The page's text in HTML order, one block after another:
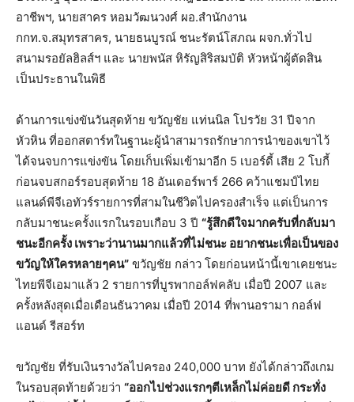
อาชีพฯ, นายสาคร หอมวัฒนวงศ์ ผอ.สำนักงาน
กกท.จ.สมุทรสาคร, นายธนบูรณ์ ชนะรัตน์โสภณ ผจก.ทั่วไป
สนามรอยัลฮิลส์ฯ และ นายพนัส หิรัญสิริสมบัติ หัวหน้าผู้ตัดสิน
เป็นประธานในพิธี
ด้านการแข่งขันวันสุดท้าย ขวัญชัย แท่นนิล โปรวัย 31 ปีจาก
หัวหิน ที่ออกสตาร์ทในฐานะผู้นำสามารถรักษาการนำของเขาไว้
ได้จนจบการแข่งขัน โดยเก็บเพิ่มเข้ามาอีก 5 เบอร์ดี้ เสีย 2 โบกี้
ก่อนจบสกอร์รอบสุดท้าย 18 อันเดอร์พาร์ 266 คว้าแชมป์ไทย
แลนด์พีจีเอทัวร์รายการที่สามในชีวิตไปครองสำเร็จ แต่เป็นการ
กลับมาชนะครั้งแรกในรอบเกือบ 3 ปี “รู้สึกดีใจมากครับที่กลับมา
ชนะอีกครั้ง เพราะว่านานมากแล้วที่ไม่ชนะ อยากชนะเพื่อเป็นของ
ขวัญให้ใครหลายๆคน” ขวัญชัย กล่าว โดยก่อนหน้านี้เขาเคยชนะ
ไทยพีจีเอมาแล้ว 2 รายการที่บูรพากอล์ฟคลับ เมื่อปี 2007 และ
ครั้งหลังสุดเมื่อเดือนธันวาคม เมื่อปี 2014 ที่พานอรามา กอล์ฟ
แอนด์ รีสอร์ท
ขวัญชัย ที่รับเงินรางวัลไปครอง 240,000 บาท ยังได้กล่าวถึงเกม
ในรอบสุดท้ายด้วยว่า “ออกไปช่วงแรกๆตีเหล็กไม่ค่อยดี กระทั่ง